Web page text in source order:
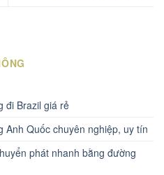
đi Brazil giá rẻ
Anh Quốc chuyên nghiệp, uy tín
phát nhanh bằng đường